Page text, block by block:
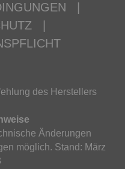
des Herstellers
Änderungen
möglich. Stand: März